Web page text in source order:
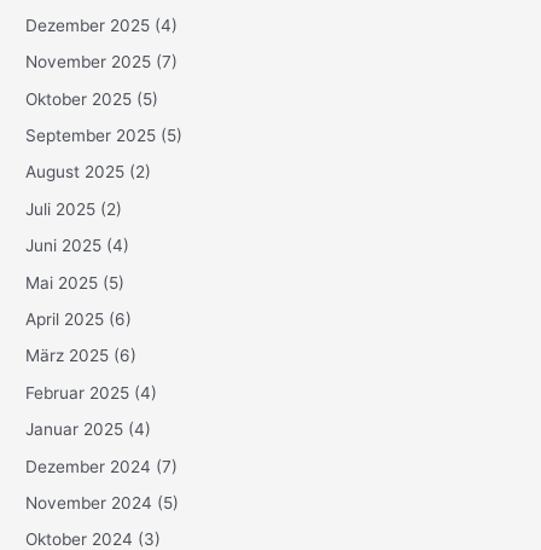
Dezember 2025 (4)
November 2025 (7)
Oktober 2025 (5)
September 2025 (5)
August 2025 (2)
Juli 2025 (2)
Juni 2025 (4)
Mai 2025 (5)
April 2025 (6)
März 2025 (6)
Februar 2025 (4)
Januar 2025 (4)
Dezember 2024 (7)
November 2024 (5)
Oktober 2024 (3)